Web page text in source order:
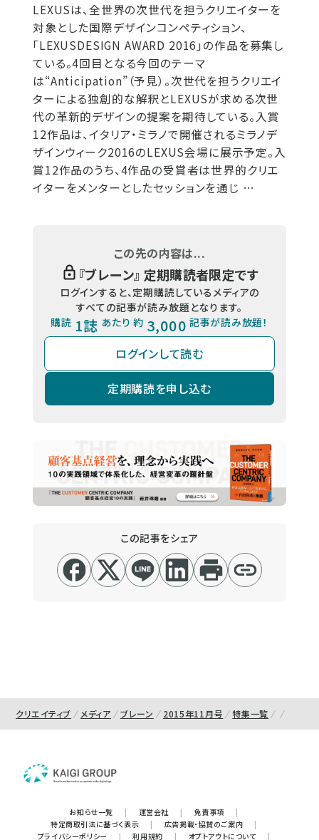
LEXUSは、全世界の次世代を担うクリエイターを
対象とした国際デザインコンペティション、
「LEXUSDESIGN AWARD 2016」の作品を募集し
ている。4回目となる今回のテーマ
は“Anticipation”（予見）。次世代を担うクリエイ
ターによる独創的な解釈とLEXUSが求める次世
代の革新的デザインの提案を期待している。入賞
12作品は、イタリア・ミラノで開催されるミラノデ
ザインウィーク2016のLEXUS会場に展示予定。入
賞12作品のうち、4作品の受賞者は世界的クリエ
イターをメンターとしたセッションを通じ …
この先の内容は...
『ブレーン』 定期購読者限定です
ログインすると、定期購読しているメディアの
すべての記事が読み放題となります。
購読 1誌 あたり 約 3,000 記事が読み放題！
ログインして読む
定期購読を申し込む
この記事をシェア
クリエイティブ メディア ブレーン 2015年11月号 特集一覧
お知らせ一覧 | 運営会社 | 免責事項
|
特定商取引法に基づく表示
| 広告掲載・協賛のご案内
|
プライバシーポリシー
| 利用規約 | オプトアウトについて |